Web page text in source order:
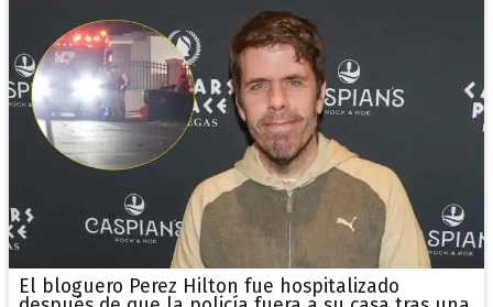
El bloguero Perez Hilton fue hospitalizado